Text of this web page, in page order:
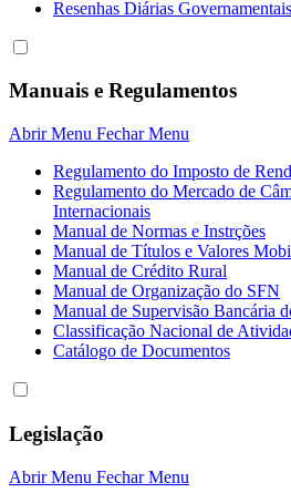
Resenhas Diárias Governamentais
Manuais e Regulamentos
Abrir Menu Fechar Menu
Regulamento do Imposto de
Regulamento do Mercado de
Internacionais
Manual de Normas e Instrções
Manual de Títulos e Valores
Manual de Crédito Rural
Manual de Organização do SFN
Manual de Supervisão Bancária
Classificação Nacional de
Catálogo de Documentos
Legislação
Abrir Menu Fechar Menu